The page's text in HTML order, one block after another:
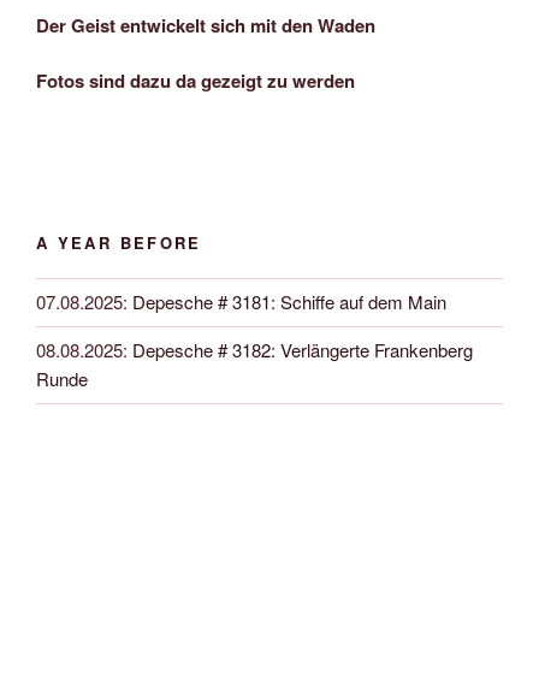
Der Geist entwickelt sich mit den Waden
Fotos sind dazu da gezeigt zu werden
A YEAR BEFORE
07.08.2025: Depesche # 3181: Schiffe auf dem Main
08.08.2025: Depesche # 3182: Verlängerte Frankenberg
Runde